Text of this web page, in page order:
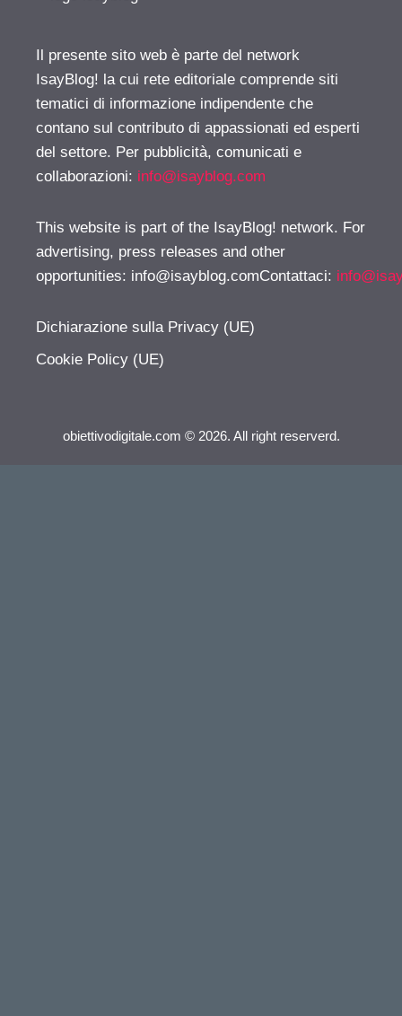
Il presente sito web è parte del network
IsayBlog! la cui rete editoriale comprende siti
tematici di informazione indipendente che
contano sul contributo di appassionati ed esperti
del settore. Per pubblicità, comunicati e
collaborazioni: info@isayblog.com
This website is part of the IsayBlog! network. For
advertising, press releases and other
opportunities: info@isayblog.comContattaci:
Dichiarazione sulla Privacy (UE)
Cookie Policy (UE)
obiettivodigitale.com © 2026. All right reserverd.